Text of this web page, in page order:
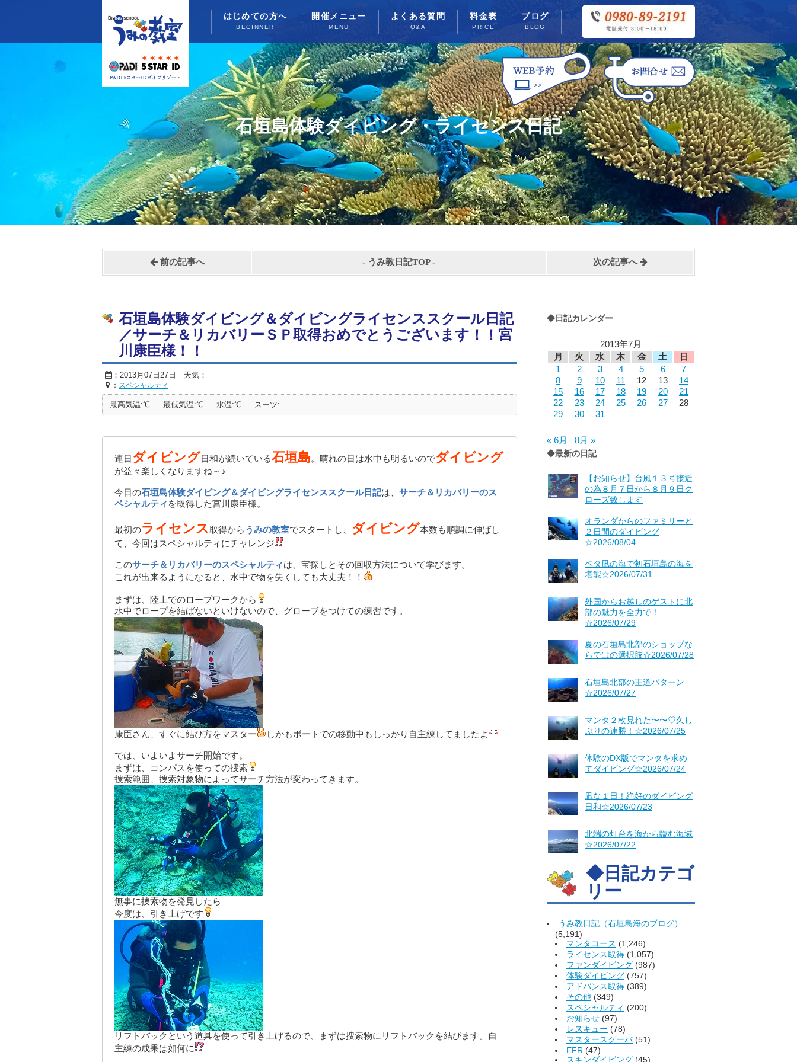
はじめての方へ
BEGINNER
開催メニュー
MENU
よくある質問
Q&A
料金表
PRICE
ブログ
BLOG
石垣島体験ダイビング・ライセンス日記
前の記事へ - うみ教日記TOP- 次の記事へ
◆日記カレンダー
2013年7月
月
火 水 木 金 土
日
1
2 3 4 5 6
7
8
9 10 11 12 13
14
15
16 17 18 19 20
21
22
23 24 25 26 27
28
29
30 31
« 6月 8月 »
◆最新の日記
【お知らせ】台風１３号接近
の為８月７日から８月９日ク
ローズ致します
オランダからのファミリーと
２日間のダイビング
☆2026/08/04
ベタ凪の海で初石垣島の海を
堪能☆2026/07/31
外国からお越しのゲストに北
部の魅力を全力で！
☆2026/07/29
夏の石垣島北部のショップな
らではの選択肢☆2026/07/28
石垣島北部の王道パターン
☆2026/07/27
マンタ２枚見れた〜〜♡久し
ぶりの連勝！☆2026/07/25
体験のDX版でマンタを求め
てダイビング☆2026/07/24
凪な１日！絶好のダイビング
日和☆2026/07/23
北端の灯台を海から臨む海域
☆2026/07/22
◆日記カテゴ
リー
うみ教日記（石垣島海のブログ）
(5,191)
マンタコース (1,246)
ライセンス取得 (1,057)
ファンダイビング (987)
体験ダイビング (757)
アドバンス取得 (389)
その他 (349)
スペシャルティ (200)
お知らせ (97)
レスキュー (78)
マスタースクーバ(51)
EFR (47)
スキンダイビング (45)
石垣島体験ダイビング＆ダイビングライセンススクール日記
／サーチ＆リカバリーＳＰ取得おめでとうございます！！宮
川康臣様！！
：2013月07日27日 天気：
： スペシャルティ
最高気温:℃ 最低気温:℃ 水温:℃ スーツ:
連日 ダイビング日和が続いている石垣島。晴れの日は水中も明るいのでダイビング
が益々楽しくなりますね～♪
今日の石垣島体験ダイビング＆ダイビングライセンススクール日記は、 サーチ＆リカバリーのス
ペシャルティ を取得した宮川康臣様。
最初のライセンス取得から うみの教室でスタートし、 ダイビング本数も順調に伸ばし
て、今回はスペシャルティにチャレンジ
このサーチ＆リカバリーのスペシャルティは、宝探しとその回収方法について学びます。
これが出来るようになると、水中で物を失くしても大丈夫！！
まずは、陸上でのロープワークから
水中でロープを結ばないといけないので、グローブをつけての練習です。
康臣さん、すぐに結び方をマスター しかもボートでの移動中もしっかり自主練してましたよ
では、いよいよサーチ開始です。
まずは、コンパスを使っての捜索
捜索範囲、捜索対象物によってサーチ方法が変わってきます。
無事に捜索物を発見したら
今度は、引き上げです
リフトバックという道具を使って引き上げるので、まずは捜索物にリフトバックを結びます。自
主練の成果は如何に